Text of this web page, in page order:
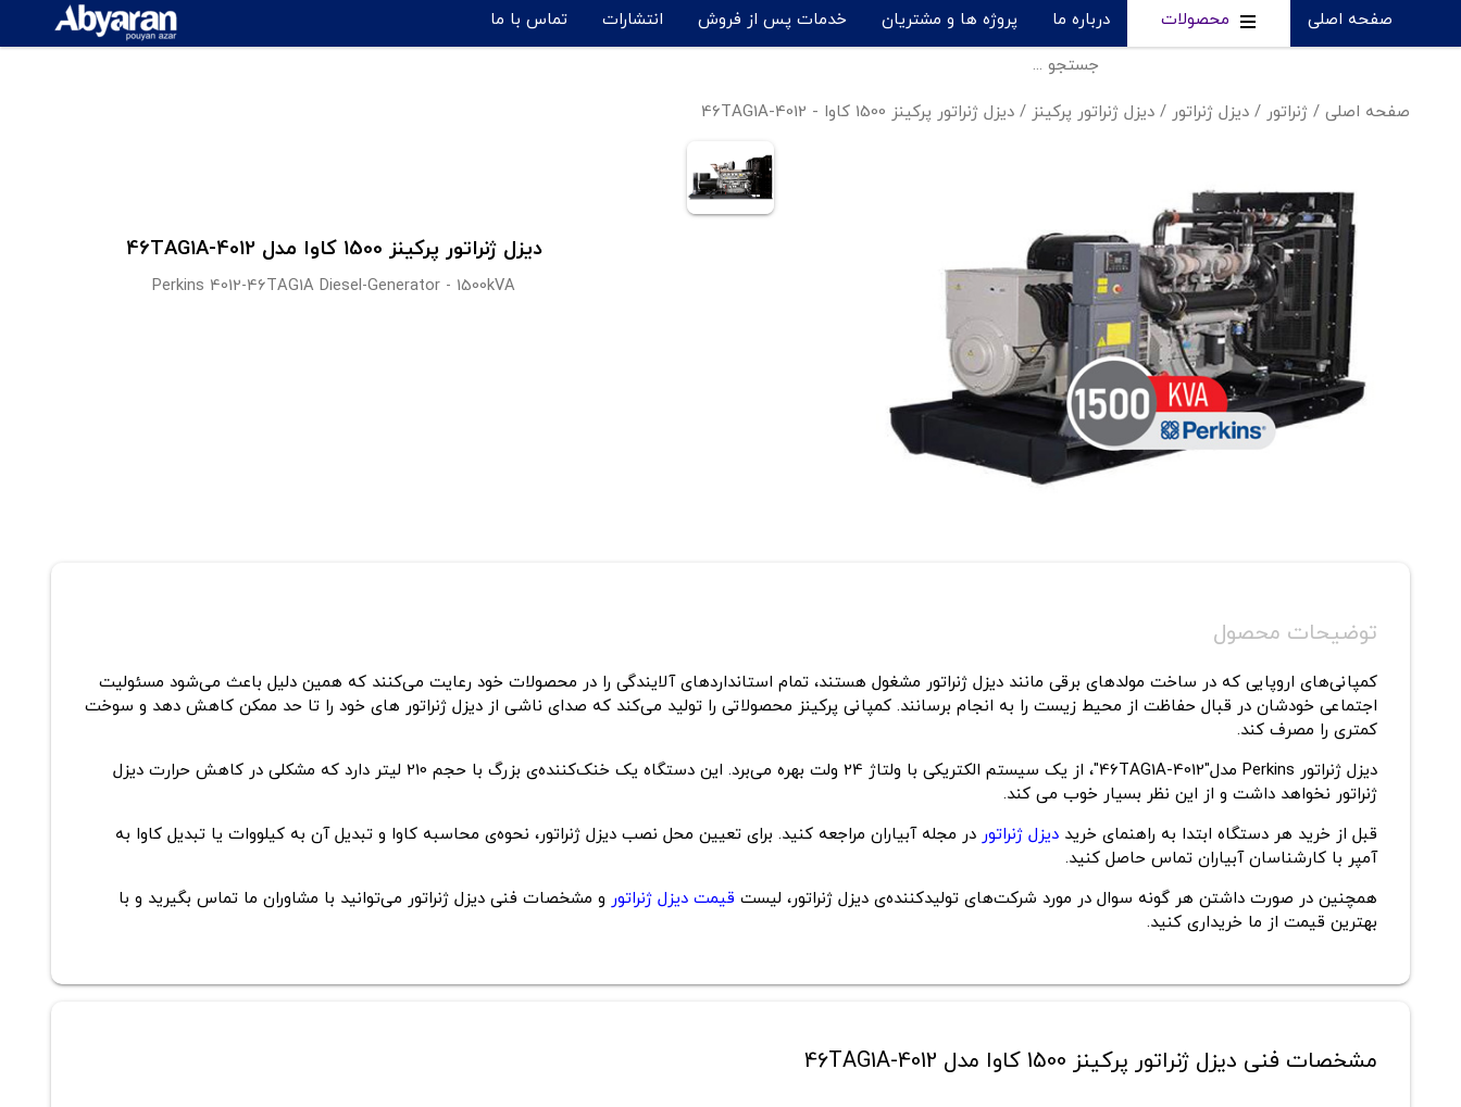
صفحه اصلی محصولات درباره ما پروژه ها و مشتریان خدمات پس از فروش انتشارات تماس با ما
صفحه اصلی / ژنراتور / دیزل ژنراتور / دیزل ژنراتور پرکینز / دیزل ژنراتور پرکینز 1500 کاوا - 4012-46TAG1A
دیزل ژنراتور پرکینز 1500 کاوا مدل 4012-46TAG1A
Perkins 4012-46TAG1A Diesel-Generator - 1500kVA
توضیحات محصول
کمپانی‌های اروپایی که در ساخت مولدهای برقی مانند دیزل ژنراتور مشغول هستند، تمام استانداردهای آلایندگی را در محصولات خود رعایت می‌کنند که همین دلیل باعث می‌شود مسئولیت
اجتماعی خودشان در قبال حفاظت از محیط زیست را به انجام برسانند. کمپانی پرکینز محصولاتی را تولید می‌کند که صدای ناشی از دیزل ژنراتور های خود را تا حد ممکن کاهش دهد و سوخت
کمتری را مصرف کند.
دیزل ژنراتور Perkins مدل"4012-46TAG1A"، از یک سیستم الکتریکی با ولتاژ 24 ولت بهره می‌برد. این دستگاه یک خنک‌کننده‌ی بزرگ با حجم 210 لیتر دارد که مشکلی در کاهش حرارت دیزل
ژنراتور نخواهد داشت و از این نظر بسیار خوب می کند.
قبل از خرید هر دستگاه ابتدا به راهنمای خرید دیزل ژنراتور در مجله آبیاران مراجعه کنید. برای تعیین محل نصب دیزل ژنراتور، نحوه‌ی محاسبه کاوا و تبدیل آن به کیلووات یا تبدیل کاوا به
آمپر با کارشناسان آبیاران تماس حاصل کنید.
همچنین در صورت داشتن هر گونه سوال در مورد شرکت‌های تولیدکننده‌ی دیزل ژنراتور، لیست قیمت دیزل ژنراتور و مشخصات فنی دیزل ژنراتور می‌توانید با مشاوران ما تماس بگیرید و با
بهترین قیمت از ما خریداری کنید.
مشخصات فنی دیزل ژنراتور پرکینز 1500 کاوا مدل 4012-46TAG1A